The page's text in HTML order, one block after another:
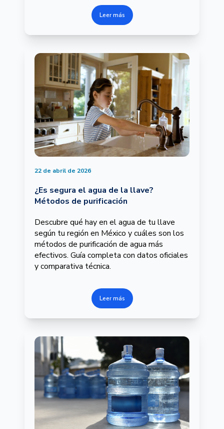
Leer más
22 de abril de 2026
¿Es segura el agua de la llave?
Métodos de purificación
Descubre qué hay en el agua de tu llave
según tu región en México y cuáles son los
métodos de purificación de agua más
efectivos. Guía completa con datos oficiales
y comparativa técnica.
Leer más